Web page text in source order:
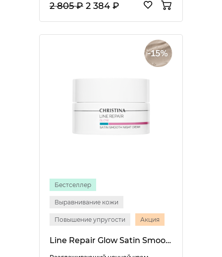
2 805 ₽ 2 384 ₽
Бестселлер
Выравнивание кожи
Повышение упругости Акция
Line Repair Glow Satin Smooth Night Cream